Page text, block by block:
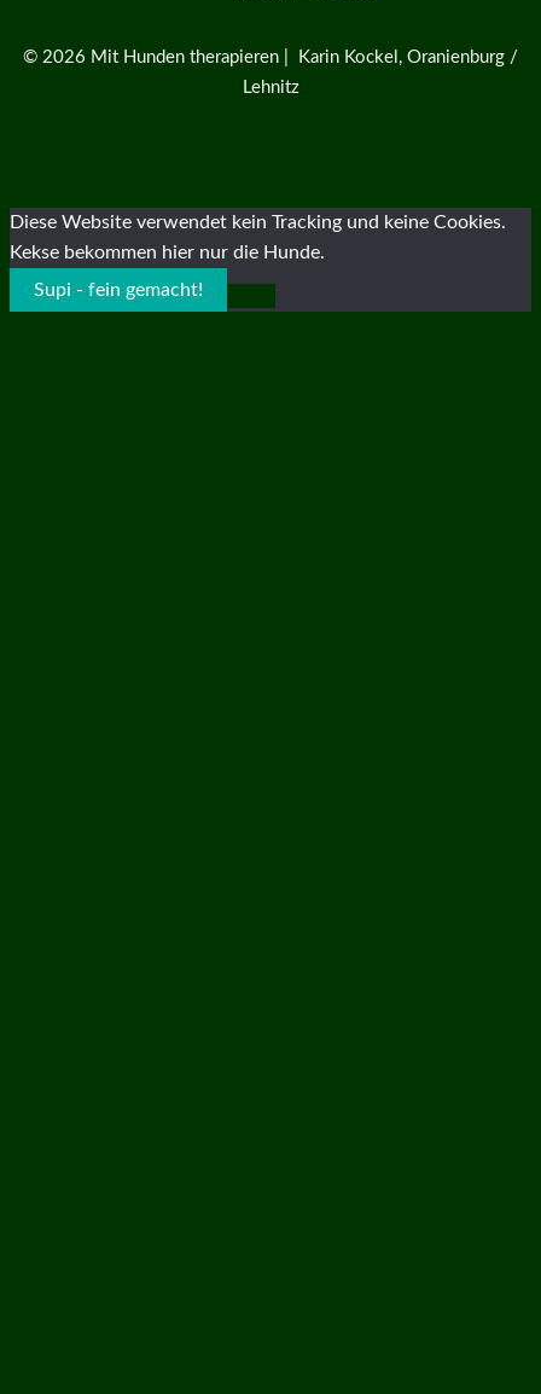
© 2026 Mit Hunden therapieren | Karin Kockel, Oranienburg /
Lehnitz
Diese Website verwendet kein Tracking und keine Cookies.
Kekse bekommen hier nur die Hunde.
Supi - fein gemacht!